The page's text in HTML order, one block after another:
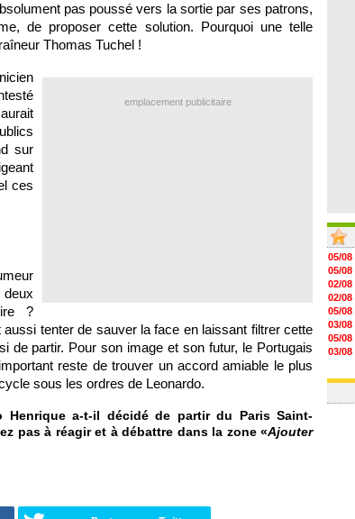
pas poussé vers la sortie par ses patrons,
de proposer cette solution. Pourquoi une telle
Thomas Tuchel !
emplacement publicitaire
sur
ces
?
tenter de sauver la face en laissant filtrer cette
de partir. Pour son image et son futur, le Portugais
reste de trouver un accord amiable le plus
sous les ordres de Leonardo.
Henrique a-t-il décidé de partir du Paris Saint-
pas à réagir et à débattre dans la zone «Ajouter
05/08
05/08
02/08
02/08
05/08
03/08
05/08
03/08
03/08